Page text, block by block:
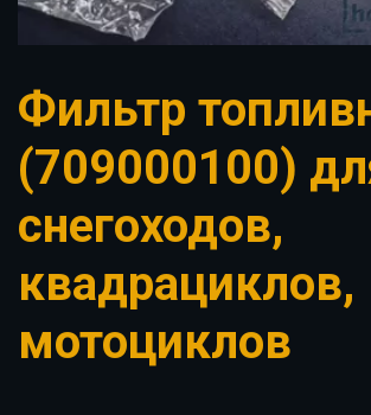
Фильтр
(709000100)
снегоходов,
квадрациклов,
мотоциклов